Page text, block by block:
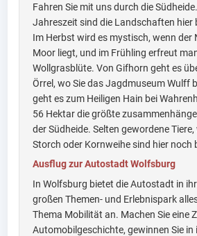
Fahren Sie mit uns durch die
Jahreszeit sind die Landschaften hier
Im Herbst wird es mystisch, wenn der
Moor liegt, und im Frühling erfreut
Wollgrasblüte. Von Gifhorn geht es
Örrel, wo Sie das Jagdmuseum Wulff
geht es zum Heiligen Hain bei
56 Hektar die größte
der Südheide. Selten gewordene
Storch oder Kornweihe sind hier noch
Ausflug zur Autostadt Wolfsburg
In Wolfsburg bietet die Autostadt in
großen Themen- und Erlebnispark
Thema Mobilität an. Machen Sie eine
Automobilgeschichte, gewinnen Sie in